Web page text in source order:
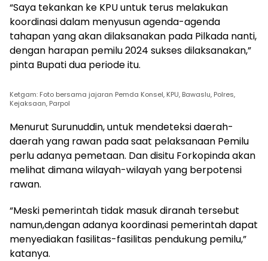
“Saya tekankan ke KPU untuk terus melakukan
koordinasi dalam menyusun agenda-agenda
tahapan yang akan dilaksanakan pada Pilkada nanti,
dengan harapan pemilu 2024 sukses dilaksanakan,”
pinta Bupati dua periode itu.
Ketgam: Foto bersama jajaran Pemda Konsel, KPU, Bawaslu, Polres,
Kejaksaan, Parpol
Menurut Surunuddin, untuk mendeteksi daerah-
daerah yang rawan pada saat pelaksanaan Pemilu
perlu adanya pemetaan. Dan disitu Forkopinda akan
melihat dimana wilayah-wilayah yang berpotensi
rawan.
“Meski pemerintah tidak masuk diranah tersebut
namun,dengan adanya koordinasi pemerintah dapat
menyediakan fasilitas-fasilitas pendukung pemilu,”
katanya.